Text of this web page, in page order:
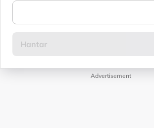
Advertisement